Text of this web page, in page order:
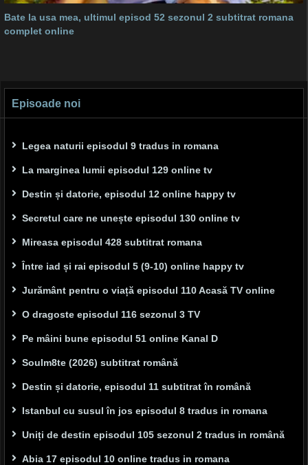
Bate la usa mea, ultimul episod 52 sezonul 2 subtitrat romana
complet online
Episoade noi
Legea naturii episodul 9 tradus in romana
La marginea lumii episodul 129 online tv
Destin și datorie, episodul 12 online happy tv
Secretul care ne unește episodul 130 online tv
Mireasa episodul 428 subtitrat romana
Între iad și rai episodul 5 (9-10) online happy tv
Jurământ pentru o viață episodul 110 Acasă TV online
O dragoste episodul 116 sezonul 3 TV
Pe mâini bune episodul 51 online Kanal D
Soulm8te (2026) subtitrat română
Destin și datorie, episodul 11 subtitrat în română
Istanbul cu susul în jos episodul 8 tradus in romana
Uniți de destin episodul 105 sezonul 2 tradus in română
Abia 17 episodul 10 online tradus in romana